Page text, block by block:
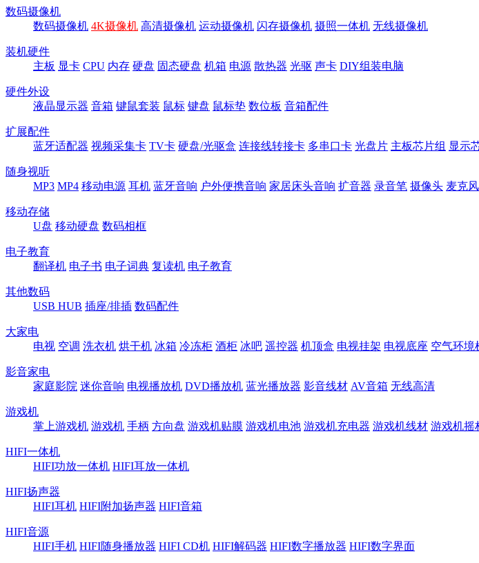
数码摄像机
数码摄像机 4K摄像机 高清摄像机 运动摄像机 闪存摄像机 摄照一体机 无线摄像机
装机硬件
主板 显卡 CPU 内存 硬盘 固态硬盘 机箱 电源 散热器 光驱 声卡 DIY组装电脑
硬件外设
液晶显示器 音箱 键鼠套装 鼠标 键盘 鼠标垫 数位板 音箱配件
扩展配件
蓝牙适配器 视频采集卡 TV卡 硬盘/光驱盒 连接线转接卡 多串口卡 光盘片 主板芯片组 显示
随身视听
MP3 MP4 移动电源 耳机 蓝牙音响 户外便携音响 家居床头音响 扩音器 录音笔 摄像头 麦克风
移动存储
U盘 移动硬盘 数码相框
电子教育
翻译机 电子书 电子词典 复读机 电子教育
其他数码
USB HUB 插座/排插 数码配件
大家电
电视 空调 洗衣机 烘干机 冰箱 冷冻柜 酒柜 冰吧 遥控器 机顶盒 电视挂架 电视底座 空气环境
影音家电
家庭影院 迷你音响 电视播放机 DVD播放机 蓝光播放器 影音线材 AV音箱 无线高清
游戏机
掌上游戏机 游戏机 手柄 方向盘 游戏机贴膜 游戏机电池 游戏机充电器 游戏机线材 游戏机摇
HIFI一体机
HIFI功放一体机 HIFI耳放一体机
HIFI扬声器
HIFI耳机 HIFI附加扬声器 HIFI音箱
HIFI音源
HIFI手机 HIFI随身播放器 HIFI CD机 HIFI解码器 HIFI数字播放器 HIFI数字界面